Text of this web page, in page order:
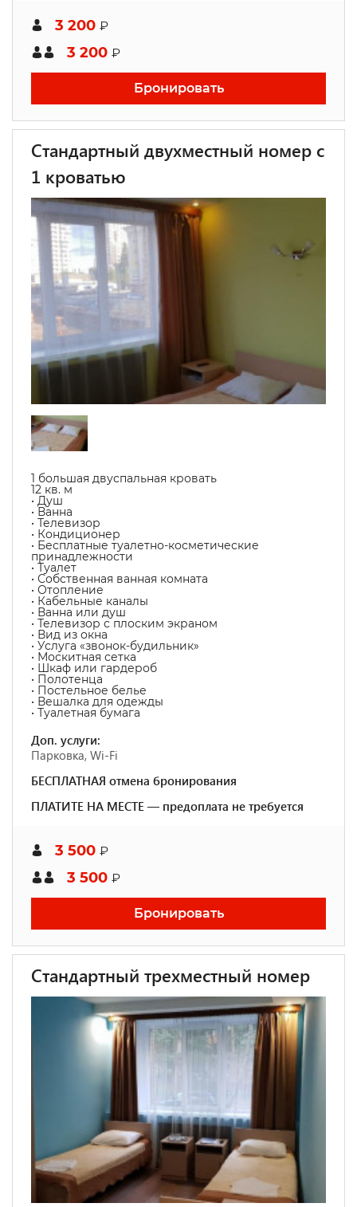
3 200 ₽
3 200 ₽
Бронировать
Стандартный двухместный номер с
1 кроватью
1 большая двуспальная кровать
12 кв. м
• Душ
• Ванна
• Телевизор
• Кондиционер
• Бесплатные туалетно-косметические
принадлежности
• Туалет
• Собственная ванная комната
• Отопление
• Кабельные каналы
• Ванна или душ
• Телевизор с плоским экраном
• Вид из окна
• Услуга «звонок-будильник»
• Москитная сетка
• Шкаф или гардероб
• Полотенца
• Постельное белье
• Вешалка для одежды
• Туалетная бумага
Доп. услуги:
Парковка, Wi-Fi
БЕСПЛАТНАЯ отмена бронирования
ПЛАТИТЕ НА МЕСТЕ — предоплата не требуется
3 500 ₽
3 500 ₽
Бронировать
Стандартный трехместный номер